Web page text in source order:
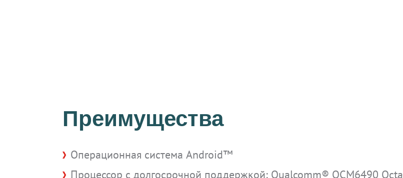
Преимущества
Операционная система Android™
Процессор с долгосрочной поддержкой: Qualcomm® QCM6490 Octa